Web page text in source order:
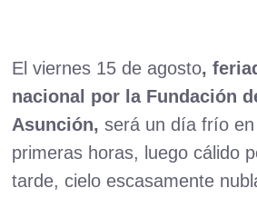
El viernes 15 de agosto,
nacional por la Fundación
Asunción, será un día frío
primeras horas, luego cálido
tarde, cielo escasamente